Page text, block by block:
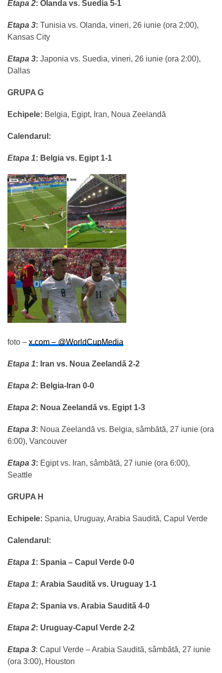
Etapa 2: Olanda vs. Suedia 5-1
Etapa 3: Tunisia vs. Olanda, vineri, 26 iunie (ora 2:00),
Kansas City
Etapa 3: Japonia vs. Suedia, vineri, 26 iunie (ora 2:00),
Dallas
GRUPA G
Echipele: Belgia, Egipt, Iran, Noua Zeelandă
Calendarul:
Etapa 1: Belgia vs. Egipt 1-1
foto – x.com – @WorldCupMedia
Etapa 1: Iran vs. Noua Zeelandă 2-2
Etapa 2: Belgia-Iran 0-0
Etapa 2: Noua Zeelandă vs. Egipt 1-3
Etapa 3: Noua Zeelandă vs. Belgia, sâmbătă, 27 iunie (ora
6:00), Vancouver
Etapa 3: Egipt vs. Iran, sâmbătă, 27 iunie (ora 6:00),
Seattle
GRUPA H
Echipele: Spania, Uruguay, Arabia Saudită, Capul Verde
Calendarul:
Etapa 1: Spania – Capul Verde 0-0
Etapa 1: Arabia Saudită vs. Uruguay 1-1
Etapa 2: Spania vs. Arabia Saudită 4-0
Etapa 2: Uruguay-Capul Verde 2-2
Etapa 3: Capul Verde – Arabia Saudită, sâmbătă, 27 iunie
(ora 3:00), Houston